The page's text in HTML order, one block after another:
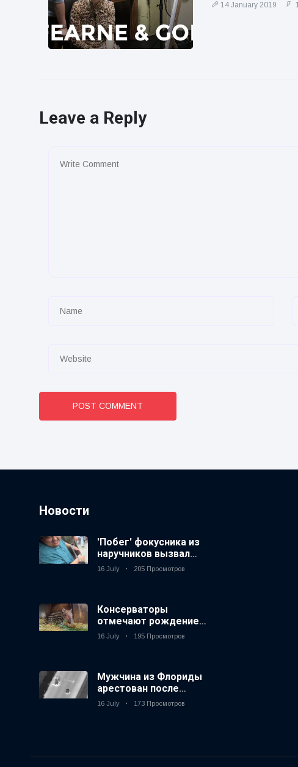
14 January 2019
Leave a Reply
POST COMMENT
Новости
'Побег' фокусника из
наручников вызвал
смех у аудитории
16 July 205 Просмотров
Консерваторы
отмечают рождение
первого низкогорного
16 July 195 Просмотров
Мужчина из Флориды
арестован после
запуска фейерверков
16 July 173 Просмотров